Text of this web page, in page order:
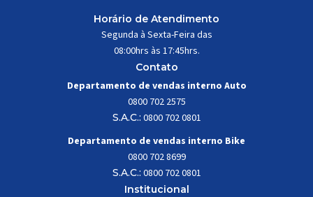
Horário de Atendimento
Segunda à Sexta-Feira das
08:00hrs às 17:45hrs.
Contato
Departamento de vendas interno Auto
0800 702 2575
S.A.C.: 0800 702 0801
Departamento de vendas interno Bike
0800 702 8699
S.A.C.: 0800 702 0801
Institucional